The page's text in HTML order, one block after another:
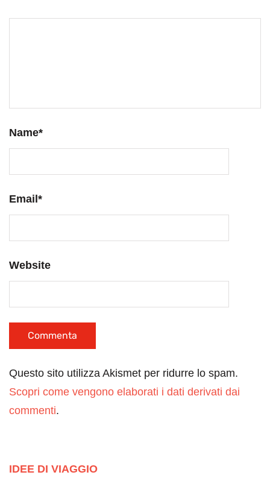
Name*
Email*
Website
Questo sito utilizza Akismet per ridurre lo spam.
Scopri come vengono elaborati i dati derivati dai
commenti.
IDEE DI VIAGGIO